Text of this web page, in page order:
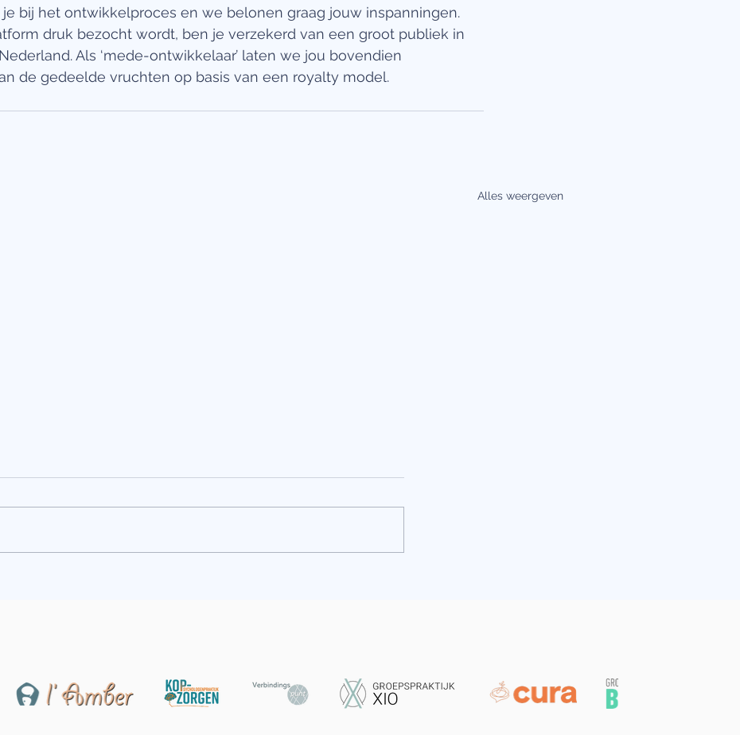
bij het ontwikkelproces en we belonen graag jouw inspanningen.
druk bezocht wordt, ben je verzekerd van een groot publiek in
Als ‘mede-ontwikkelaar’ laten we jou bovendien
de gedeelde vruchten op basis van een royalty model.
Alles weergeven